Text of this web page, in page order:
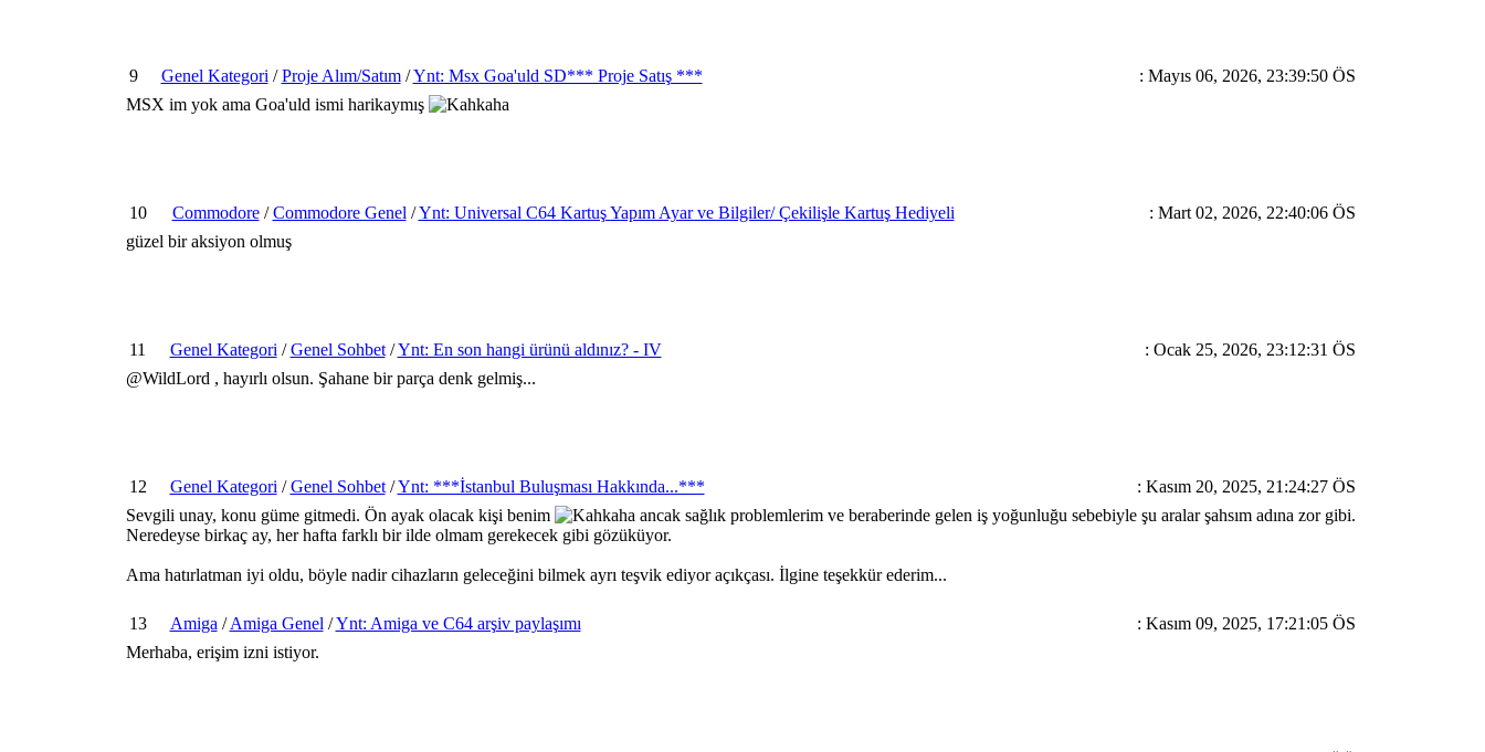
9 Genel Kategori /Proje Alım/Satım/Ynt: Msx Goa'uld SD*** Proje Satış ***
: Mayıs 06, 2026, 23:39:50 ÖS
MSX im yok ama Goa'uld ismi harikaymış
10 Commodore/Commodore Genel /Ynt: Universal C64 Kartuş Yapım Ayar ve Bilgiler/ Çekilişle Kartuş Hediyeli
: Mart 02, 2026, 22:40:06 ÖS
güzel bir aksiyon olmuş
11 Genel Kategori /Genel Sohbet/Ynt: En son hangi ürünü aldınız? - IV
: Ocak 25, 2026, 23:12:31 ÖS
@WildLord , hayırlı olsun. Şahane bir parça denk gelmiş...
12 Genel Kategori /Genel Sohbet/Ynt: ***İstanbul Buluşması Hakkında...***
: Kasım 20, 2025, 21:24:27 ÖS
Sevgili unay, konu güme gitmedi. Ön ayak olacak kişi benim
ancak sağlık problemlerim ve beraberinde gelen iş yoğunluğu sebebiyle şu aralar şahsım adına zor gibi.
Neredeyse birkaç ay, her hafta farklı bir ilde olmam gerekecek gibi gözüküyor.
Ama hatırlatman iyi oldu, böyle nadir cihazların geleceğini bilmek ayrı teşvik ediyor açıkçası. İlgine teşekkür ederim...
13 Amiga /Amiga Genel /Ynt: Amiga ve C64 arşiv paylaşımı
: Kasım 09, 2025, 17:21:05 ÖS
Merhaba, erişim izni istiyor.